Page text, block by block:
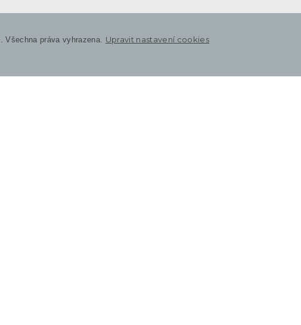
. Všechna práva vyhrazena. Upravit nastavení cookies